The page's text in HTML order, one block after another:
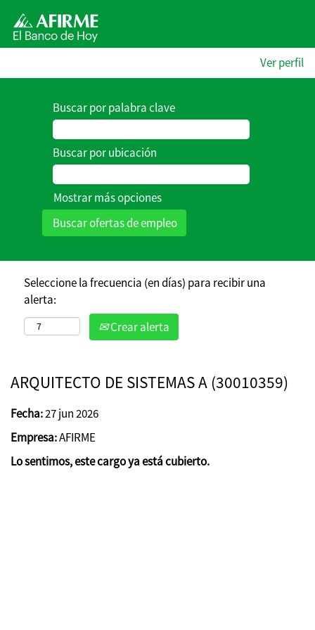
Ver perfil
Buscar por palabra clave
Buscar por ubicación
Mostrar más opciones
Seleccione la frecuencia (en días) para recibir una
alerta:
Crear alerta
ARQUITECTO DE SISTEMAS A (30010359)
Fecha:27 jun 2026
Empresa:AFIRME
Lo sentimos, este cargo ya está cubierto.